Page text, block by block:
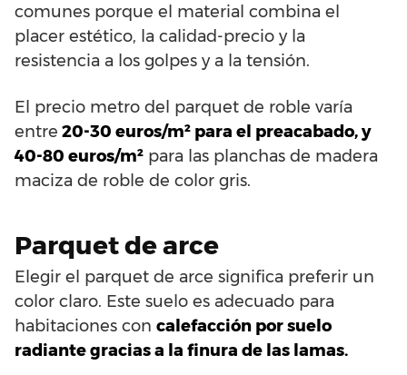
comunes porque el material combina el
placer estético, la calidad-precio y la
resistencia a los golpes y a la tensión.
El precio metro del parquet de roble varía
entre 20-30 euros/m² para el preacabado, y
40-80 euros/m² para las planchas de madera
maciza de roble de color gris.
Parquet de arce
Elegir el parquet de arce significa preferir un
color claro. Este suelo es adecuado para
habitaciones con calefacción por suelo
radiante gracias a la finura de las lamas.